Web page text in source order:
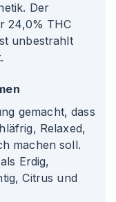
Der
24,0% THC
unbestrahlt
gemacht, dass
Relaxed,
machen soll.
Erdig,
Citrus und